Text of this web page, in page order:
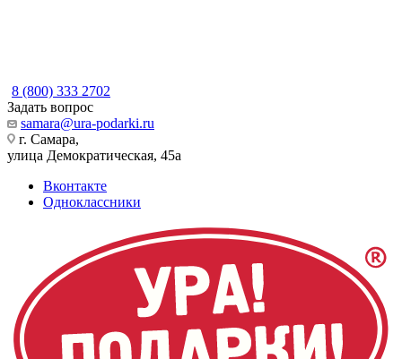
8 (800) 333 2702
Задать вопрос
samara@ura-podarki.ru
г. Самара,
улица Демократическая, 45а
Вконтакте
Одноклассники